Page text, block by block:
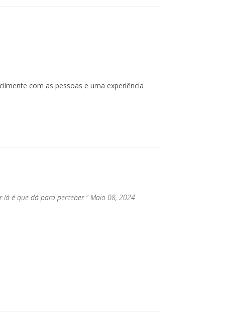
com as pessoas e uma experiência
lá é que dá para perceber " Maio 08, 2024